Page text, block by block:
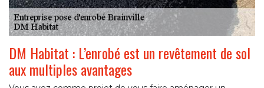
DM Habitat : L’enrobé est un revêtement de sol
aux multiples avantages